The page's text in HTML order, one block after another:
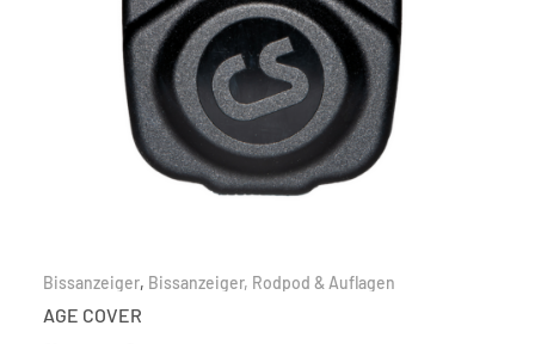
Bissanzeiger, Bissanzeiger, Rodpod & Auflagen
AGE COVER